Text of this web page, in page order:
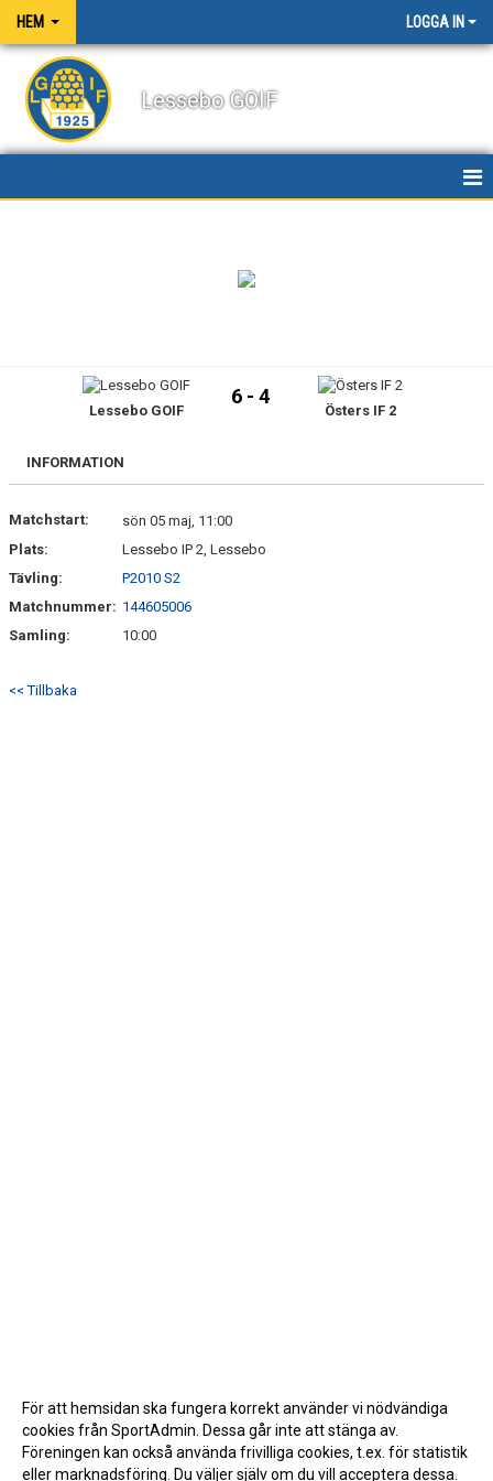
HEM LOGGA IN
Lessebo GOIF
BILDGALLERI
DOKUMENT
MEDLEMSKAP
KONTAKT
Lessebo GOIF
6 - 4
Östers IF 2
INFORMATION
Matchstart:
sön 05 maj, 11:00
Plats:
Lessebo IP 2, Lessebo
Tävling:
P2010 S2
Matchnummer: 144605006
Samling:
10:00
<< Tillbaka
För att hemsidan ska fungera korrekt använder vi nödvändiga
cookies från SportAdmin. Dessa går inte att stänga av.
Föreningen kan också använda frivilliga cookies, t.ex. för statistik
eller marknadsföring. Du väljer själv om du vill acceptera dessa.